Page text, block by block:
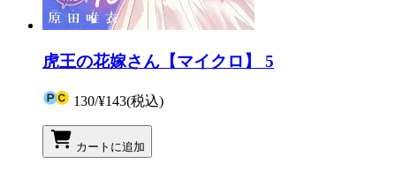
虎王の花嫁さん【マイクロ】 5
130/¥143(税込)
カートに追加